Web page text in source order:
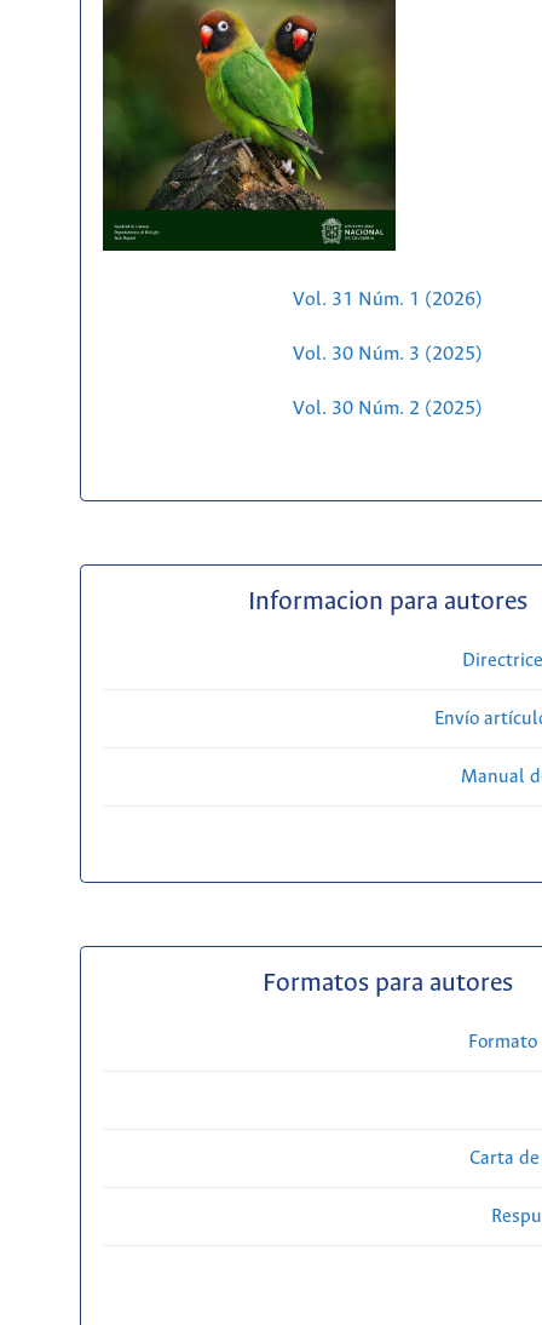
Vol. 31 Núm. 1 (2026)
Vol. 30 Núm. 3 (2025)
Vol. 30 Núm. 2 (2025)
Informacion para autores
Envío
Manual
Formatos para autores
Carta